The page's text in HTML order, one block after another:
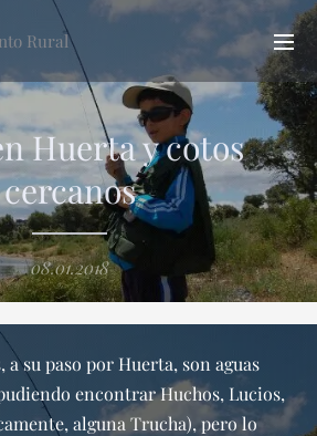
Rural
Huerta y cotos
cercanos
08.01.2018
a su paso por Huerta, son aguas
encontrar Huchos, Lucios,
alguna Trucha), pero lo